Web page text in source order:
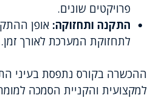
פרויקטים שונים.
התקנה ותחזוקה: אופן
לתחזוקת המערכת לאורך זמן.
ההכשרה בקורס נתפסת בעיני
למקצועית והקניית הסמכה